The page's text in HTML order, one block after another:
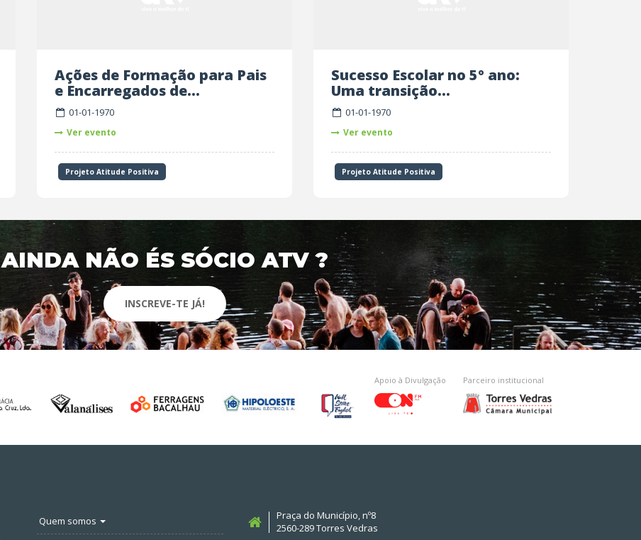
Ações de Formação para Pais
e Encarregados de...
01-01-1970
Ver evento
Projeto Atitude Positiva
Sucesso Escolar no 5º ano:
Uma transição...
01-01-1970
Ver evento
Projeto Atitude Positiva
AINDA NÃO ÉS SÓCIO ATV ?
INSCREVE-TE JÁ!
Apoio à Divulgação Parceiro institucional
Quem somos
Praça do Município, nº8
2560-289 Torres Vedras